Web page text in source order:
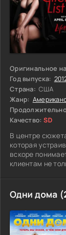
Оригинальное
Год выпуска:
Страна: США
Жанр:
Качество: SD
В центре
которая
вскоре
клиентам не
Одни дома